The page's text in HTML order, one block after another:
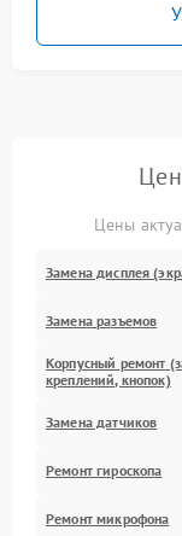
Цены
Замена дисплея
Замена разъемов
Корпусный ремонт
креплений, кнопок)
Замена датчиков
Ремонт гироскопа
Ремонт микрофона